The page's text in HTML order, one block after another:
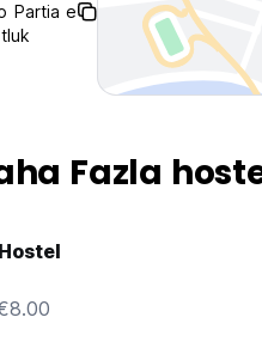
Partia e
Fazla